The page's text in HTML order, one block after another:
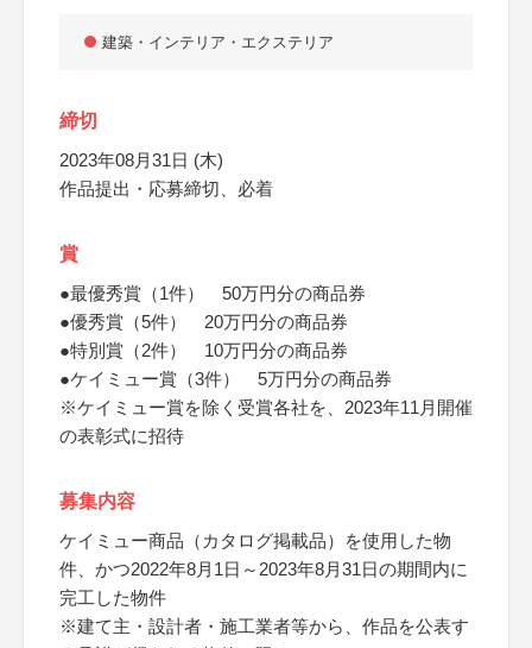
建築・インテリア・エクステリア
締切
2023年08月31日 (木)
作品提出・応募締切、必着
賞
●最優秀賞（1件） 50万円分の商品券
●優秀賞（5件） 20万円分の商品券
●特別賞（2件） 10万円分の商品券
●ケイミュー賞（3件） 5万円分の商品券
※ケイミュー賞を除く受賞各社を、2023年11月開催
の表彰式に招待
募集内容
ケイミュー商品（カタログ掲載品）を使用した物
件、かつ2022年8月1日～2023年8月31日の期間内に
完工した物件
※建て主・設計者・施工業者等から、作品を公表す